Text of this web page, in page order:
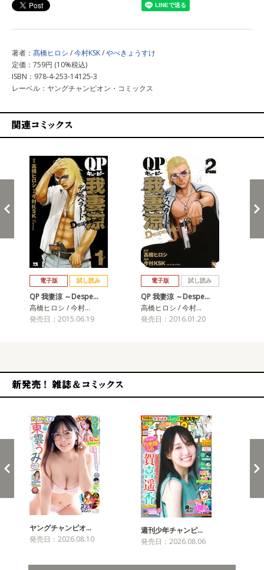
著者： 髙橋ヒロシ /今村KSK/やべきょうすけ
定価：759円 (10%税込)
ISBN：978-4-253-14125-3
レーベル：ヤングチャンピオン・コミックス
電子版 試し読み
QP 我妻涼 ～Despe…
高橋ヒロシ / 今村…
発売日：2015.06.19
電子版 試し読み
QP 我妻涼 ～Despe…
高橋ヒロシ / 今村…
発売日：2016.01.20
ヤングチャンピオ…
発売日：2026.08.10
週刊少年チャンピ…
発売日：2026.08.06